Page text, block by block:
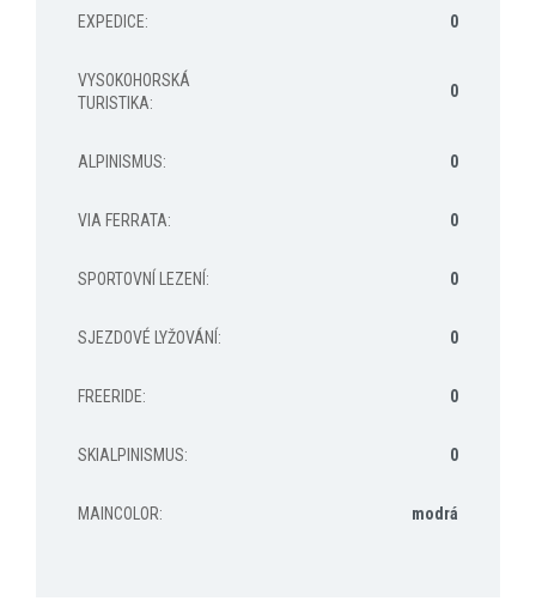
EXPEDICE: 0
VYSOKOHORSKÁ
TURISTIKA:
0
ALPINISMUS: 0
VIA FERRATA: 0
SPORTOVNÍ LEZENÍ : 0
SJEZDOVÉ LYŽOVÁNÍ : 0
FREERIDE: 0
SKIALPINISMUS: 0
MAINCOLOR: modrá